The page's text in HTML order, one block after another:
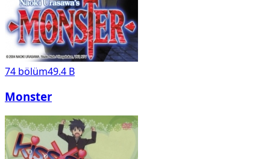
74 bölüm49.4 B
Monster